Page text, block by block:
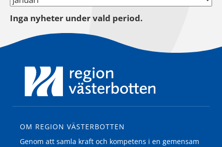
Inga nyheter under vald period.
OM REGION VÄSTERBOTTEN
Genom att samla kraft och kompetens i en gemensam